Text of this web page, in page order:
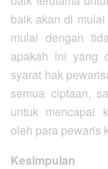
baik akan di
mulai dengan
apakah ini yang
syarat hak
semua ciptaan,
untuk mencapai
oleh para pewaris
Kesimpulan